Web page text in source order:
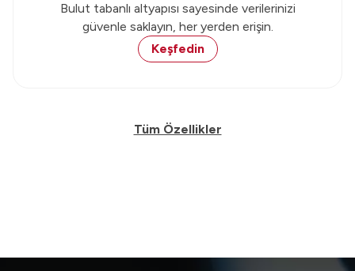
Bulut tabanlı altyapısı sayesinde verilerinizi
güvenle saklayın, her yerden erişin.
Keşfedin
Tüm Özellikler